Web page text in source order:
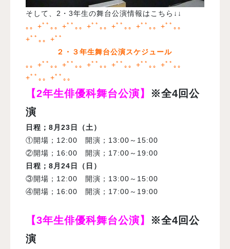
そして、2・3年生の舞台公演情報はこちら↓↓
｡。+ﾟﾟ｡。+ﾟﾟ｡。+ﾟﾟ｡。+ﾟﾟ｡。+ﾟﾟ｡。+ﾟﾟ｡。
+ﾟﾟ｡。+ﾟﾟ
２・３年生舞台公演スケジュール
｡。+ﾟﾟ｡。+ﾟﾟ｡。+ﾟﾟ｡。+ﾟﾟ｡。+ﾟﾟ｡。+ﾟﾟ｡。
+ﾟﾟ｡。+ﾟﾟ｡。
【2年生俳優科舞台公演】 ※全4回公
演
日程；8月23日（土）
①開場；12:00 開演；13:00～15:00
②開場；16:00 開演；17:00～19:00
日程；8月24日（日）
③開場；12:00 開演；13:00～15:00
④開場；16:00 開演；17:00～19:00
【3年生俳優科舞台公演】 ※全4回公
演